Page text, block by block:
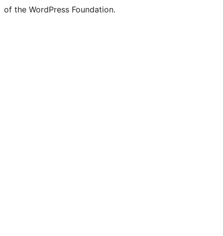
of the WordPress Foundation.